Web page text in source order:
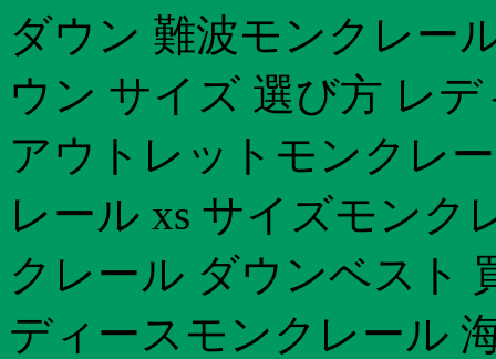
ダウン 難波モンクレー
ウン サイズ 選び方 レ
アウトレットモンクレ
レール xs サイズモンク
クレール ダウンベスト
ディースモンクレール